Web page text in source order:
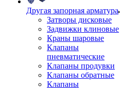
Другая запорная арматура
Затворы дисковые
Задвижки клиновые
Краны шаровые
Клапаны
пневматические
Клапаны продувки
Клапаны обратные
Клапаны